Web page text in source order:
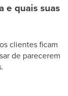
e quais suas
clientes ficam
de parecerem